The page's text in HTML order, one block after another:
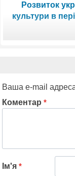
Розвиток
культури в
Ваша e-mail
Коментар *
Ім'я *